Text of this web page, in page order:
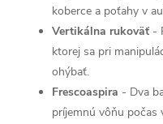
koberce a poťahy v
Vertikálna rukoväť -
ktorej sa pri
ohýbať.
Frescoaspira - Dva
príjemnú vôňu počas